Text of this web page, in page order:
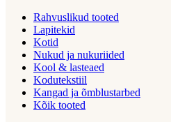
Rahvuslikud tooted
Lapitekid
Kotid
Nukud ja nukuriided
Kool & lasteaed
Kodutekstiil
Kangad ja õmblustarbed
Kõik tooted